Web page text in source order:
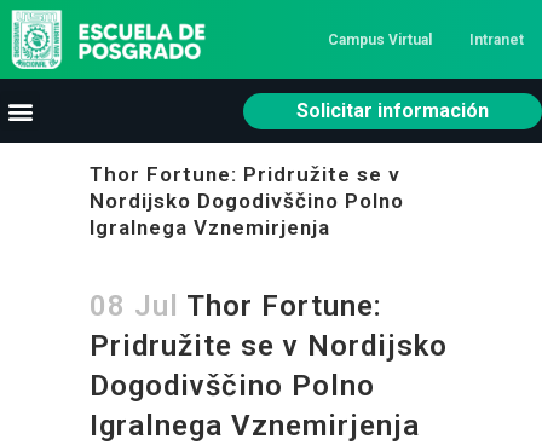
Campus Virtual Intranet
Solicitar información
Thor Fortune: Pridružite se v
Nordijsko Dogodivščino Polno
Igralnega Vznemirjenja
08 Jul
Thor Fortune:
Pridružite se v Nordijsko
Dogodivščino Polno
Igralnega Vznemirjenja